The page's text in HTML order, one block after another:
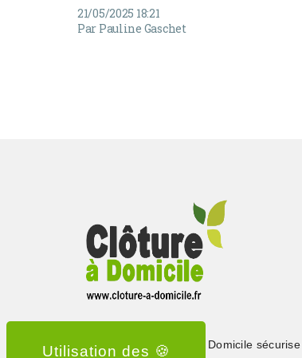
21/05/2025 18:21
Par Pauline Gaschet
Depuis 2015, Clôture à Domicile